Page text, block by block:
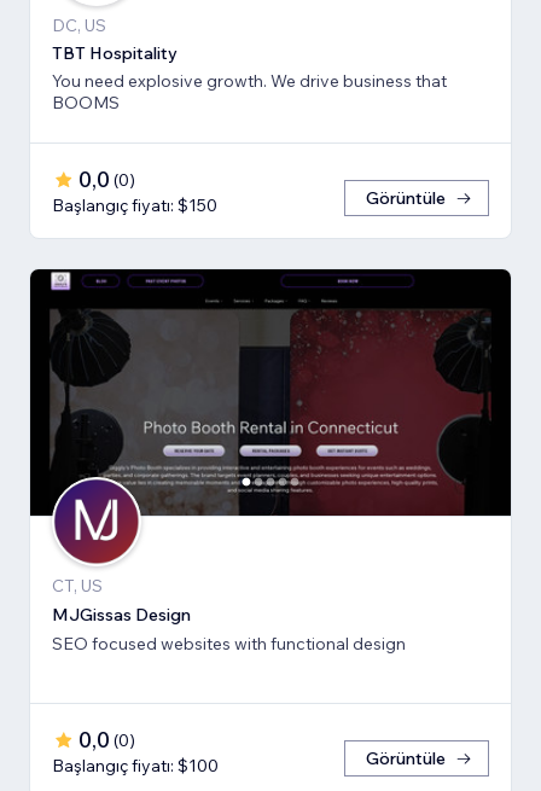
DC, US
TBT Hospitality
You need explosive growth. We drive business that
BOOMS
0,0 (0)
Başlangıç fiyatı: $150
Görüntüle
CT, US
MJGissas Design
SEO focused websites with functional design
0,0 (0)
Başlangıç fiyatı: $100
Görüntüle